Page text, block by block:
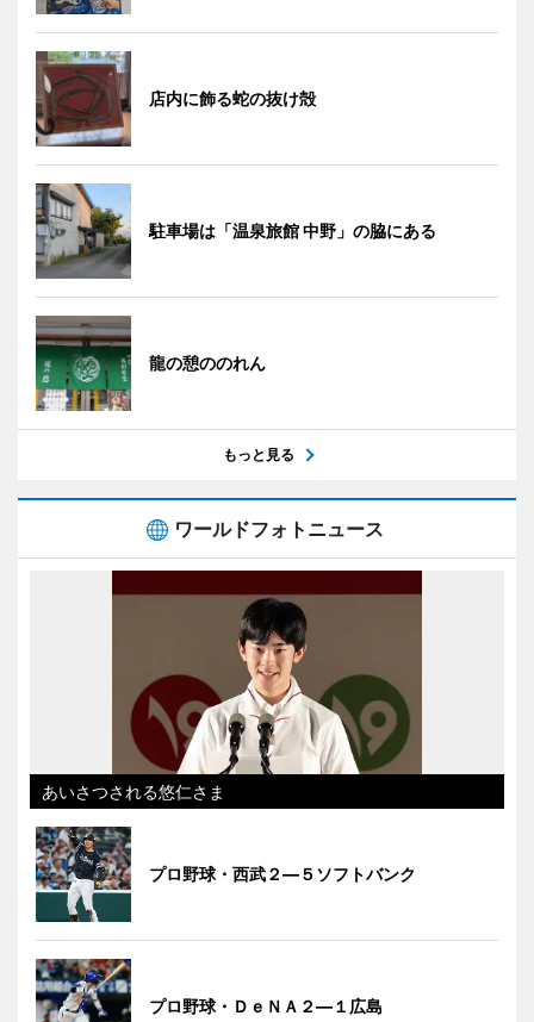
店内に飾る蛇の抜け殻
駐車場は「温泉旅館 中野」の脇にある
龍の憩ののれん
もっと見る
ワールドフォトニュース
あいさつされる悠仁さま
プロ野球・西武２―５ソフトバンク
プロ野球・ＤｅＮＡ２―１広島